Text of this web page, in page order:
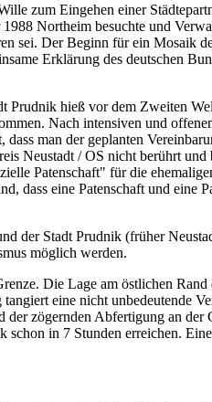
zum Eingehen einer
Northeim besuchte und
sei. Der Beginn für ein Mosaik
Erklärung des deutschen
Prudnik hieß vor dem Zweiten
Nach intensiven und
man der geplanten
Neustadt / OS nicht berührt
Patenschaft" für die
dass eine Patenschaft und eine
der Stadt Prudnik (früher
möglich werden.
Die Lage am östlichen
eine nicht unbedeutende
zögernden Abfertigung an der
schon in 7 Stunden erreichen.